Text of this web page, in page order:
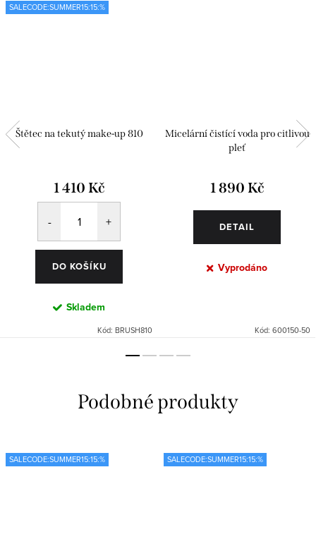
SALECODE:SUMMER15:15:%
Štětec na tekutý make-up 810
1 410 Kč
DO KOŠÍKU
Skladem
Kód: BRUSH810
Micelární čistící voda pro citlivou
pleť
1 890 Kč
DETAIL
Vyprodáno
Kód: 600150-50
SALECODE:SUMMER15:15:% SALECODE:SUMMER15:15:%